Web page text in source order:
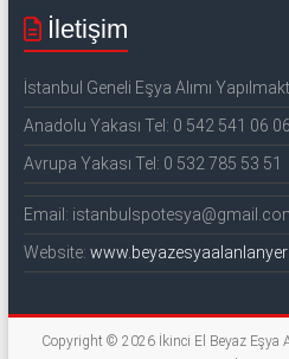
İletişim
İstanbul Geneli Eşya Alımı
Anadolu Yakası Tel: 0 542 541 06 06
Avrupa Yakası Tel: 0 532 785 53 51
Email:
Website:
Copyright © 2026 İkinci El Beyaz